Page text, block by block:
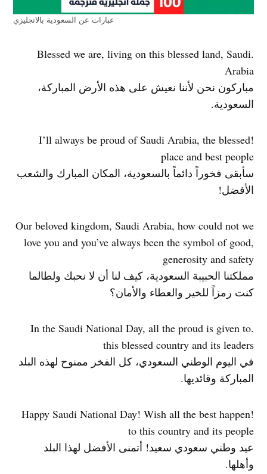
عبارات عن السعودية بالانجليزي
.Blessed we are, living on this blessed land, Saudi
Arabia
مباركون نحن لأننا نعيش على هذه الأرض المباركة،
السعودية.
!I’ll always be proud of Saudi Arabia, the blessed
place and best people
سأبقى فخوراً دائماً بالسعودية، المكان المبارك والشعب
الأفضل!
Our beloved kingdom, Saudi Arabia, how could not we
love you and you’ve always been the symbol of good,
generosity and safety
مملكتنا الحبيبة السعودية، كيف لنا أن لا نحبك ولطالما
كنت رمزاً للخير والعطاء والأمان؟
.In the Saudi National Day, all the proud is given to
this blessed country and its leaders
في اليوم الوطني السعودي، كل الفخر ممنوح لهذه البلد
المباركة وقائديها.
!Happy Saudi National Day! Wish all the best happen
to this country and its people
عيد وطني سعودي سعيد! أتمنى الأفضل لهذا البلد
وأهلها.